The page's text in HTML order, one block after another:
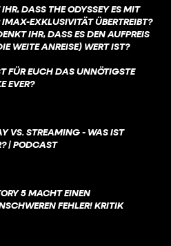
DASS THE ODYSSEY ES MIT
IMAX-EXKLUSIVITÄT ÜBERTREIBT?
IHR, DASS ES DEN AUFPREIS
WEITE ANREISE) WERT IST?
FÜR EUCH DAS UNNÖTIGSTE
EVER?
VS. STREAMING - WAS IST
| PODCAST
5 MACHT EINEN
FEHLER! KRITIK